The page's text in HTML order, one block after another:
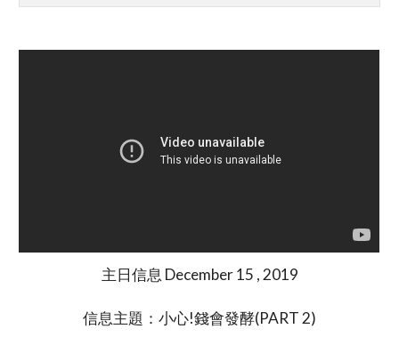
主日信息 December 15 , 2019
信息主題：小心!錢會發酵(PART 2)